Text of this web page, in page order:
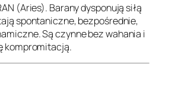
(Aries). Barany dysponują siłą
spontaniczne, bezpośrednie,
Są czynne bez wahania i
kompromitacją.